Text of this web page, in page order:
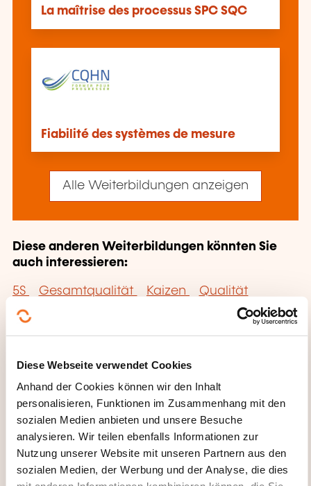
Diese Webseite verwendet Cookies
Anhand der Cookies können wir den Inhalt
personalisieren, Funktionen im Zusammenhang mit den
sozialen Medien anbieten und unsere Besuche
analysieren. Wir teilen ebenfalls Informationen zur
Nutzung unserer Website mit unseren Partnern aus den
sozialen Medien, der Werbung und der Analyse, die dies
La maîtrise des processus SPC SQC
Fiabilité des systèmes de mesure
Alle Weiterbildungen anzeigen
Diese anderen Weiterbildungen könnten Sie
auch interessieren:
5S Gesamtqualität Kaizen
Qualität
Hygiene Sicherheit Umwelt
Qualitätsaudit
Qualitätskontrolle
Qualitätssicherung
Qualitätsstandard
Qualitätstool
Six Sigma
Hier klicken, um zur
Seite der